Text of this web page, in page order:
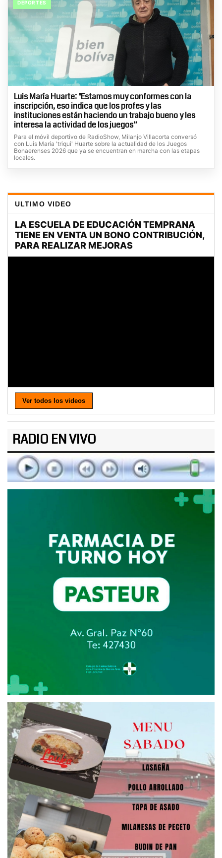
DEPORTES
Luis María Huarte: "Estamos muy conformes con la
inscripción, eso indica que los profes y las
instituciones están haciendo un trabajo bueno y les
interesa la actividad de los juegos”
Para el móvil deportivo de RadioShow, Milanjo Villacorta conversó
con Luis María 'triqui' Huarte sobre la actualidad de los Juegos
Bonaerenses 2026 que ya se encuentran en marcha con las etapas
locales.
ULTIMO VIDEO
Ver todos los videos
RADIO EN VIVO